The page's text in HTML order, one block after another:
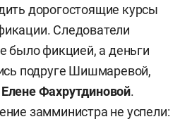
дорогостоящие курсы
Следователи
было фикцией, а деньги
подруге Шишмаревой,
Елене Фахрутдиновой.
замминистра не успели: